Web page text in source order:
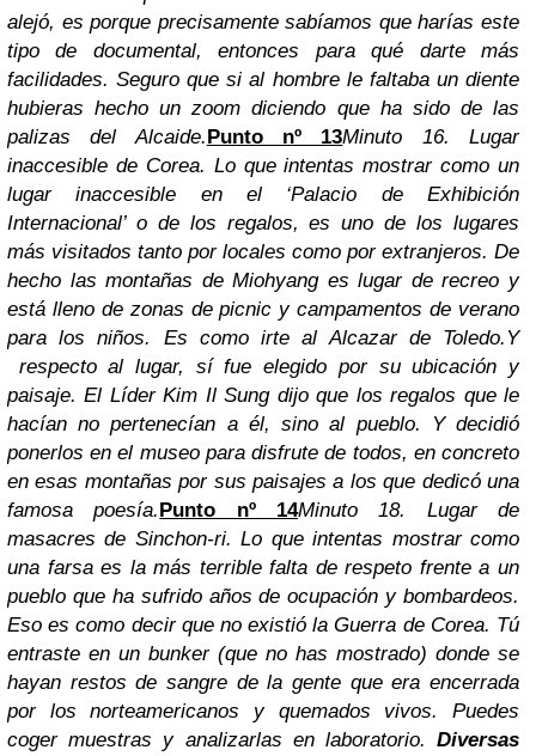
alejó, es porque precisamente sabíamos que harías este
tipo de documental, entonces para qué darte más
facilidades. Seguro que si al hombre le faltaba un diente
hubieras hecho un zoom diciendo que ha sido de las
palizas del Alcaide.Punto nº 13Minuto 16. Lugar
inaccesible de Corea. Lo que intentas mostrar como un
lugar inaccesible en el ‘Palacio de Exhibición
Internacional’ o de los regalos, es uno de los lugares
más visitados tanto por locales como por extranjeros. De
hecho las montañas de Miohyang es lugar de recreo y
está lleno de zonas de picnic y campamentos de verano
para los niños. Es como irte al Alcazar de Toledo. Y
respecto al lugar, sí fue elegido por su ubicación y
paisaje. El Líder Kim Il Sung dijo que los regalos que le
hacían no pertenecían a él, sino al pueblo. Y decidió
ponerlos en el museo para disfrute de todos, en concreto
en esas montañas por sus paisajes a los que dedicó una
famosa poesía.Punto nº 14Minuto 18. Lugar de
masacres de Sinchon-ri. Lo que intentas mostrar como
una farsa es la más terrible falta de respeto frente a un
pueblo que ha sufrido años de ocupación y bombardeos.
Eso es como decir que no existió la Guerra de Corea. Tú
entraste en un bunker (que no has mostrado) donde se
hayan restos de sangre de la gente que era encerrada
por los norteamericanos y quemados vivos. Puedes
coger muestras y analizarlas en laboratorio. Diversas